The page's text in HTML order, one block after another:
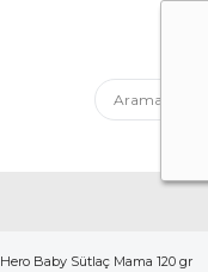
Hero Baby Sütlaç Mama 120 gr